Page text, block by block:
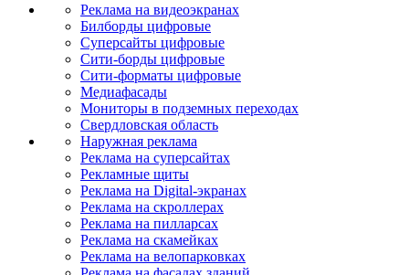
Реклама на видеоэкранах
Билборды цифровые
Суперсайты цифровые
Сити-борды цифровые
Сити-форматы цифровые
Медиафасады
Мониторы в подземных переходах
Свердловская область
Наружная реклама
Реклама на суперсайтах
Рекламные щиты
Реклама на Digital-экранах
Реклама на скроллерах
Реклама на пилларсах
Реклама на скамейках
Реклама на велопарковках